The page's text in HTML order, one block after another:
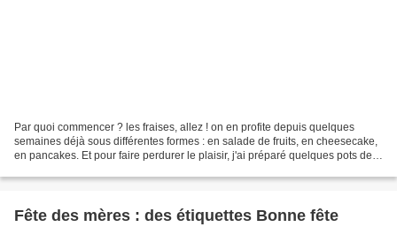
Par quoi commencer ? les fraises, allez ! on en profite depuis quelques
semaines déjà sous différentes formes : en salade de fruits, en cheesecake,
en pancakes. Et pour faire perdurer le plaisir, j'ai préparé quelques pots de
Fête des mères : des étiquettes Bonne fête